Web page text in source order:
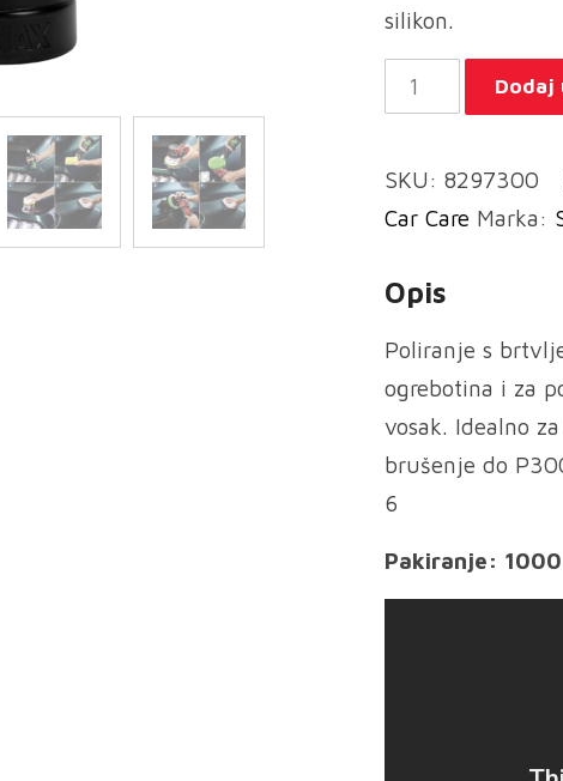
silikon.
SONAX
PROFILINE
02-
06
Dodaj
SKU:8297300
Car Care Marka:
Opis
Poliranje s
ogrebotina i za
vosak. Idealno
brušenje do
6
Pakiranje: